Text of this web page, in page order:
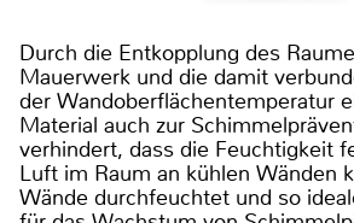
Durch die Entkopplung des
Mauerwerk und die damit
der Wandoberflächentemperatur
Material auch zur
verhindert, dass die Feuchtigkeit
Luft im Raum an kühlen Wänden
Wände durchfeuchtet und so